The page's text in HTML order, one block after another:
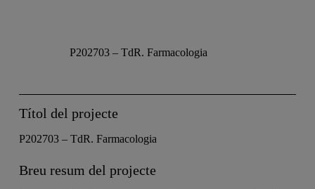
P202703 – TdR. Farmacologia
Títol del projecte
P202703 – TdR. Farmacologia
Breu resum del projecte